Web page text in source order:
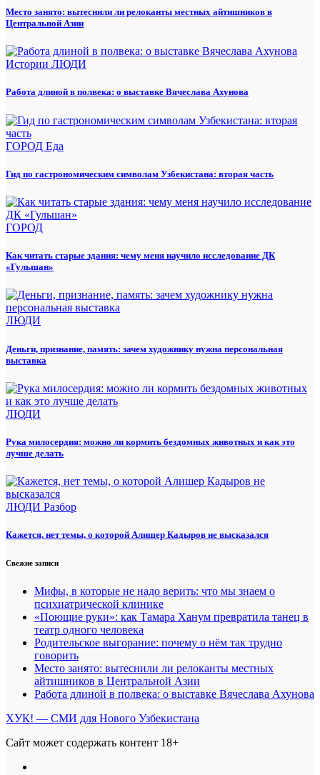
Место занято: вытеснили ли релоканты местных айтишников в
Центральной Азии
Истории ЛЮДИ
Работа длиной в полвека: о выставке Вячеслава Ахунова
ГОРОД Еда
Гид по гастрономическим символам Узбекистана: вторая часть
ГОРОД
Как читать старые здания: чему меня научило исследование ДК
«Гульшан»
ЛЮДИ
Деньги, признание, память: зачем художнику нужна персональная
выставка
ЛЮДИ
Рука милосердия: можно ли кормить бездомных животных и как это
лучше делать
ЛЮДИ Разбор
Кажется, нет темы, о которой Алишер Кадыров не высказался
Свежие записи
Мифы, в которые не надо верить: что мы знаем о
психиатрической клинике
«Поющие руки»: как Тамара Ханум превратила танец в
театр одного человека
Родительское выгорание: почему о нём так трудно
говорить
Место занято: вытеснили ли релоканты местных
айтишников в Центральной Азии
Работа длиной в полвека: о выставке Вячеслава Ахунова
ХУК! — СМИ для Нового Узбекистана
Сайт может содержать контент 18+